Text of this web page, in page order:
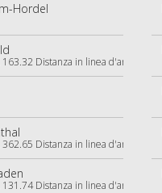
Hordel
Distanza in linea d'aria)
Distanza in linea d'aria)
Distanza in linea d'aria)